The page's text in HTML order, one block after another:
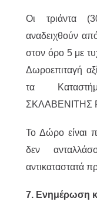
Οι τριάντα
αναδειχθούν
στον όρο 5 με
Δωροεπιταγή
τα
ΣΚΛΑΒΕΝΙΤΗΣ
Το Δώρο είναι
δεν
αντικαταστατά
7. Ενημέρωση